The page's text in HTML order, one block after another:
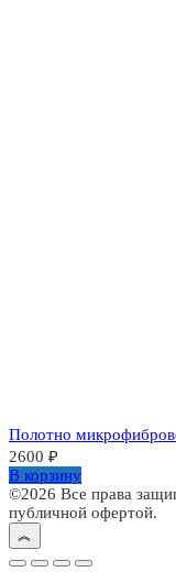
Полотно
2600 ₽
В корзину
©2026 Все права
публичной офертой.